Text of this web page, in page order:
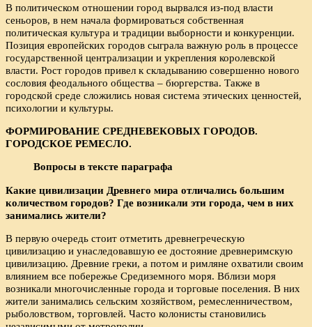
В политическом отношении город вырвался из-под власти
сеньоров, в нем начала формироваться собственная
политическая культура и традиции выборности и конкуренции.
Позиция европейских городов сыграла важную роль в процессе
государственной централизации и укрепления королевской
власти. Рост городов привел к складыванию совершенно нового
сословия феодального общества – бюргерства. Также в
городской среде сложились новая система этических ценностей,
психологии и культуры.
ФОРМИРОВАНИЕ СРЕДНЕВЕКОВЫХ ГОРОДОВ.
ГОРОДСКОЕ РЕМЕСЛО.
Вопросы в тексте параграфа
Какие цивилизации Древнего мира отличались большим
количеством городов? Где возникали эти города, чем в них
занимались жители?
В первую очередь стоит отметить древнегреческую
цивилизацию и унаследовавшую ее достояние древнеримскую
цивилизацию. Древние греки, а потом и римляне охватили своим
влиянием все побережье Средиземного моря. Вблизи моря
возникали многочисленные города и торговые поселения. В них
жители занимались сельским хозяйством, ремесленничеством,
рыболовством, торговлей. Часто колонисты становились